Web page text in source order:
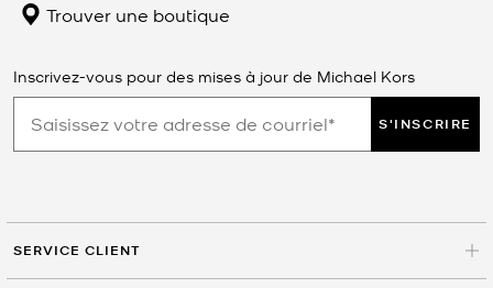
Trouver une boutique
Inscrivez-vous pour des mises à jour de Michael Kors
S'INSCRIRE
SERVICE CLIENT